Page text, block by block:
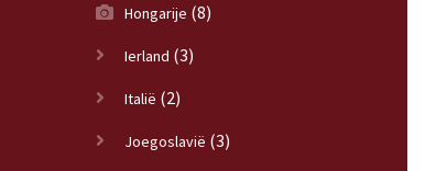
Hongarije (8)
Ierland (3)
Italië (2)
Joegoslavië (3)